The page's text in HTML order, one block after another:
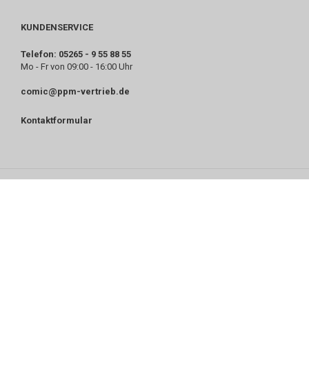
KUNDENSERVICE
Telefon: 05265 - 9 55 88 55
Mo - Fr von 09:00 - 16:00 Uhr
comic@ppm-vertrieb.de
Kontaktformular